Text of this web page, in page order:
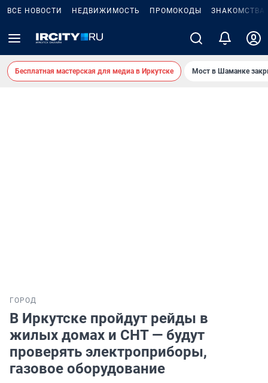
ВСЕ НОВОСТИ НЕДВИЖИМОСТЬ ПРОМОКОДЫ ЗНАКОМСТВА
Бесплатная мастерская для медиа в Иркутске Мост в Шаманке
ГОРОД
В Иркутске пройдут рейды в
жилых домах и СНТ — будут
проверять электроприборы,
газовое оборудование